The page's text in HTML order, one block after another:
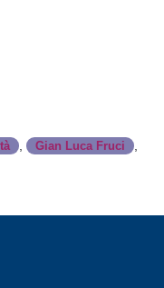
Gian Luca Fruci